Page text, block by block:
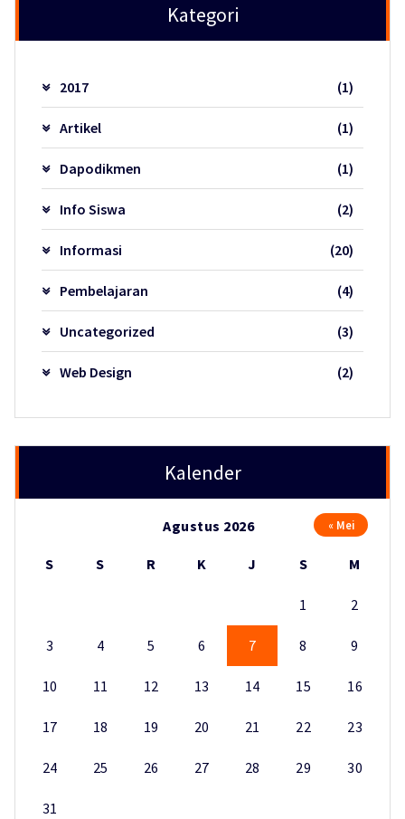
Kategori
2017 (1)
Artikel (1)
Dapodikmen (1)
Info Siswa (2)
Informasi (20)
Pembelajaran (4)
Uncategorized (3)
Web Design (2)
Kalender
Agustus 2026
S S R K J S M
1 2
3 4 5 6 7 8 9
10 11 12 13 14 15 16
17 18 19 20 21 22 23
24 25 26 27 28 29 30
31
« Mei